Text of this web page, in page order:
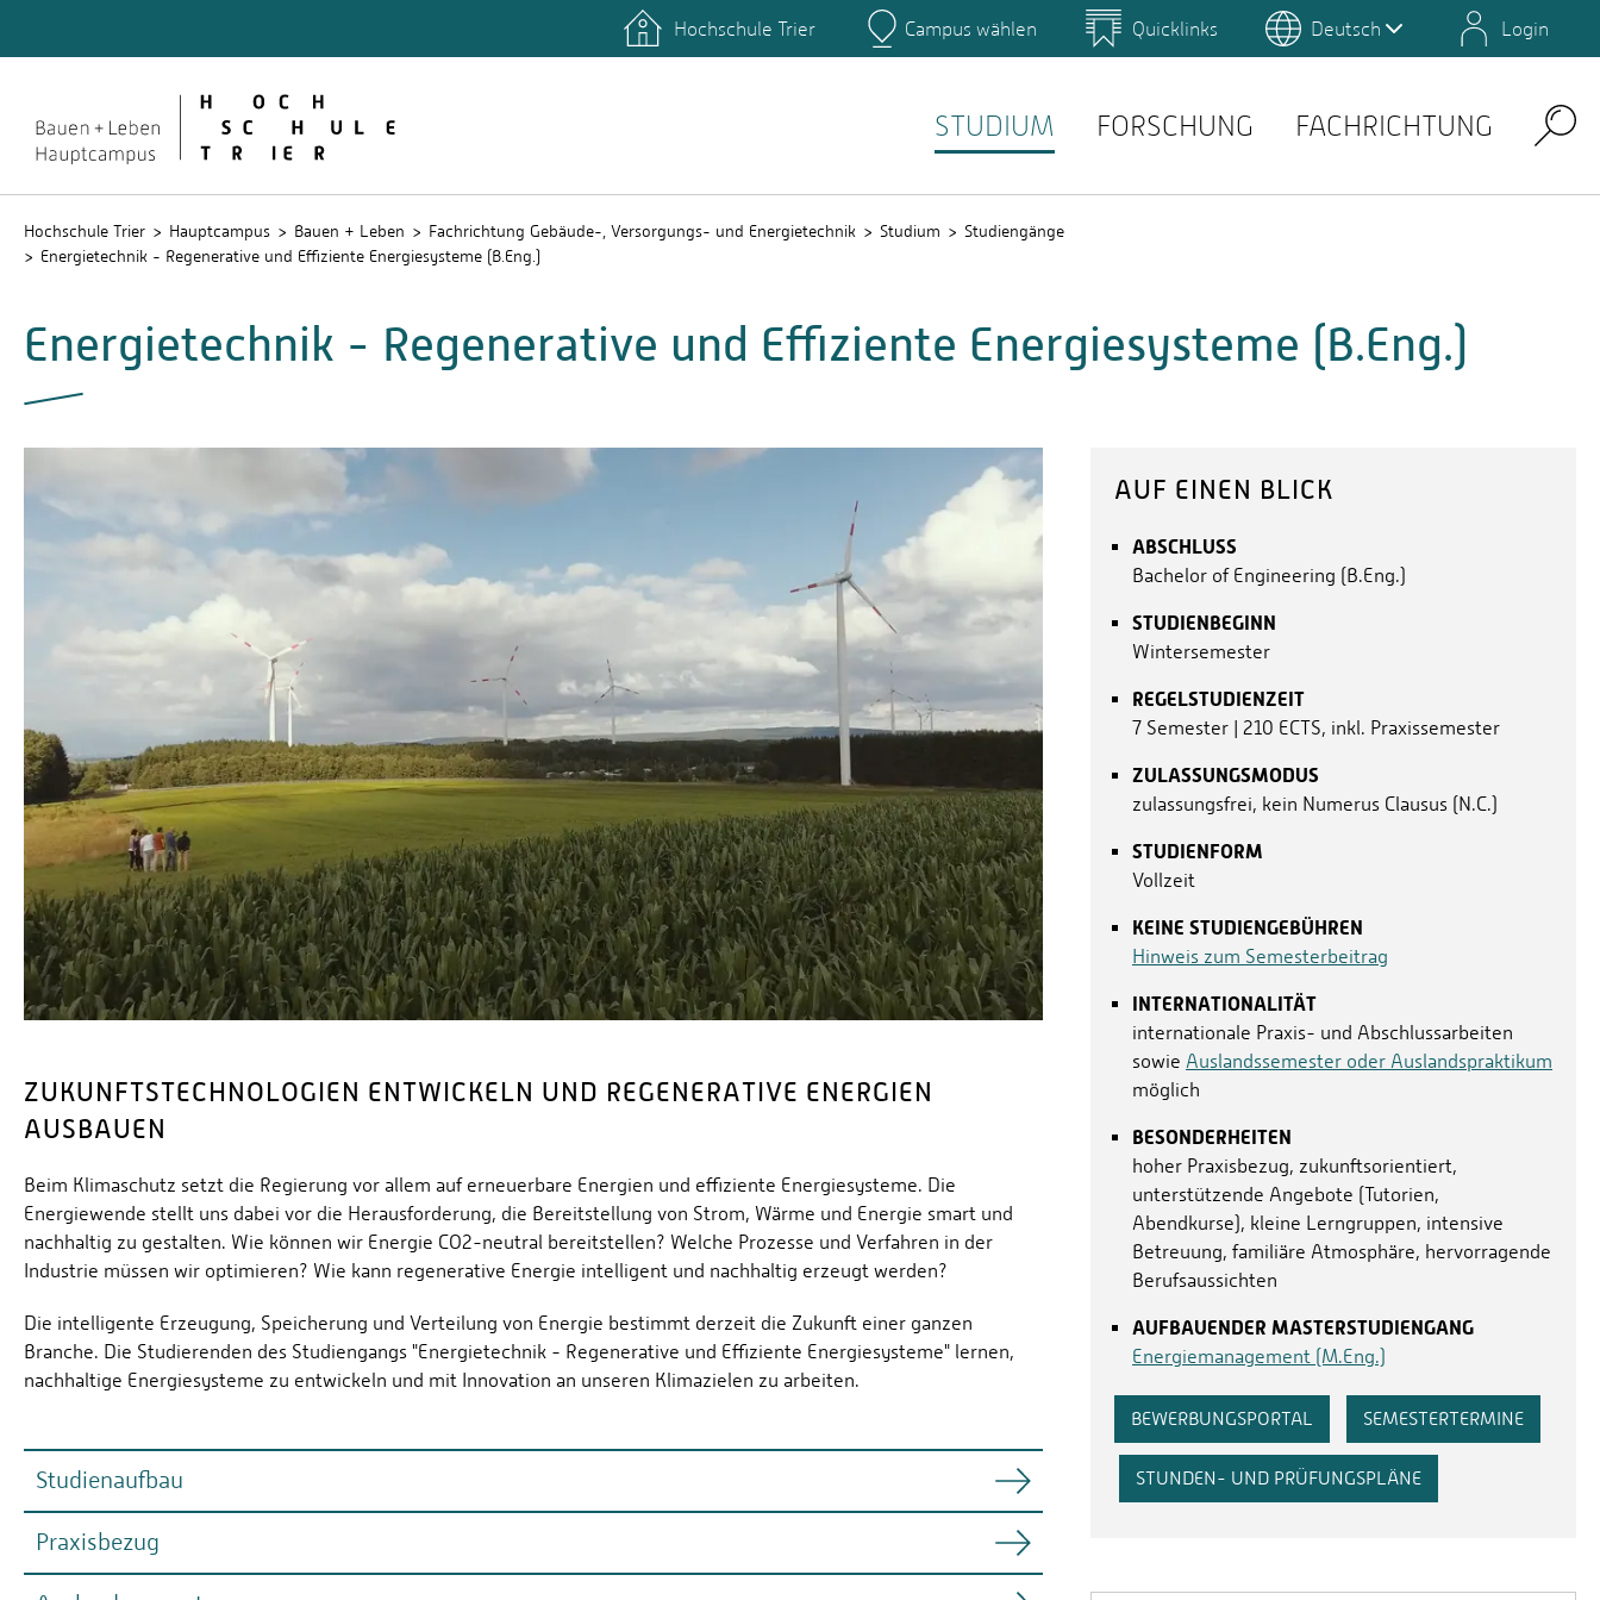
Hauptcampus Campus Gestaltung Umwelt-Campus Birkenfeld
Studierende
Rechenzentrum
Hochschule Trier Campus wählen Quicklinks Deutsch Login
STUDIUM FORSCHUNG FACHRICHTUNG Search
Hochschule Trier Hauptcampus Bauen + Leben Fachrichtung Gebäude-, Versorgungs- und Energietechnik Studium
Studiengänge
Energietechnik - Regenerative und Effiziente Energiesysteme (B.Eng.)
Energietechnik - Regenerative und Effiziente Energiesysteme (B.Eng.)
ZUKUNFTSTECHNOLOGIEN ENTWICKELN UND REGENERATIVE ENERGIEN
AUSBAUEN
Beim Klimaschutz setzt die Regierung vor allem auf erneuerbare Energien und effiziente Energiesysteme. Die
Energiewende stellt uns dabei vor die Herausforderung, die Bereitstellung von Strom, Wärme und Energie smart und
nachhaltig zu gestalten. Wie können wir Energie CO2-neutral bereitstellen? Welche Prozesse und Verfahren in der
Industrie müssen wir optimieren? Wie kann regenerative Energie intelligent und nachhaltig erzeugt werden?
Die intelligente Erzeugung, Speicherung und Verteilung von Energie bestimmt derzeit die Zukunft einer ganzen
Branche. Die Studierenden des Studiengangs "Energietechnik - Regenerative und Effiziente Energiesysteme" lernen,
nachhaltige Energiesysteme zu entwickeln und mit Innovation an unseren Klimazielen zu arbeiten.
Studienaufbau
Studium mit Zukunft
Der Bachelorstudiengang umfasst 7 Semester. In den
Praxisbezug
AUF EINEN BLICK
ABSCHLUSS
Bachelor of Engineering (B.Eng.)
STUDIENBEGINN
Wintersemester
REGELSTUDIENZEIT
7 Semester | 210 ECTS, inkl. Praxissemester
ZULASSUNGSMODUS
zulassungsfrei, kein Numerus Clausus (N.C.)
STUDIENFORM
Vollzeit
KEINE STUDIENGEBÜHREN
Hinweis zum Semesterbeitrag
INTERNATIONALITÄT
internationale Praxis- und Abschlussarbeiten
sowie Auslandssemester oder Auslandspraktikum
möglich
BESONDERHEITEN
hoher Praxisbezug, zukunftsorientiert,
unterstützende Angebote (Tutorien,
Abendkurse), kleine Lerngruppen, intensive
Betreuung, familiäre Atmosphäre, hervorragende
Berufsaussichten
AUFBAUENDER MASTERSTUDIENGANG
Energiemanagement (M.Eng.)
BEWERBUNGSPORTAL SEMESTERTERMINE
STUNDEN- UND PRÜFUNGSPLÄNE